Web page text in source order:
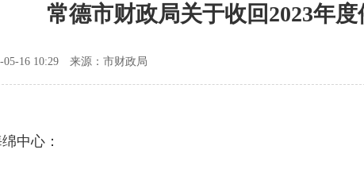
常德市财政局关于收回2023年
05-16 10:29 来源：市财政局
中心：